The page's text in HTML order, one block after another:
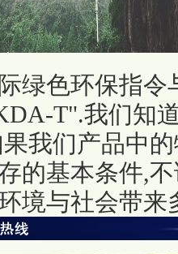
绿色环保指
T".我们知
我们产品中
的基本条件,
境与社会带来